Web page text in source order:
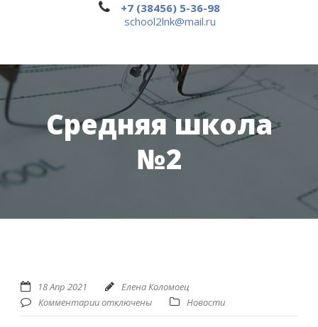
+7 (38456) 5-36-98
school2lnk@mail.ru
Средняя школа
№2
18 Апр 2021
Елена Коломоец
Комментарии отключены
Новости